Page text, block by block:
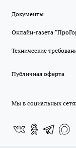
Документы
Онлайн-газета
Технические
Публичная оферта
Мы в социальных